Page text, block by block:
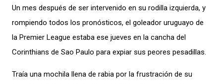
Un mes después de ser intervenido en su rodilla izquierda, y
rompiendo todos los pronósticos, el goleador uruguayo de
la Premier League estaba ese jueves en la cancha del
Corinthians de Sao Paulo para expiar sus peores pesadillas.
Traía una mochila llena de rabia por la frustración de su